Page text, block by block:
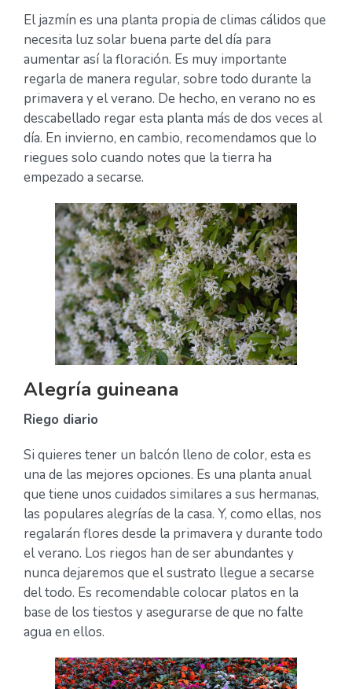
El jazmín es una planta propia de climas cálidos que
necesita luz solar buena parte del día para
aumentar así la floración. Es muy importante
regarla de manera regular, sobre todo durante la
primavera y el verano. De hecho, en verano no es
descabellado regar esta planta más de dos veces al
día. En invierno, en cambio, recomendamos que lo
riegues solo cuando notes que la tierra ha
empezado a secarse.
Alegría guineana
Riego diario
Si quieres tener un balcón lleno de color, esta es
una de las mejores opciones. Es una planta anual
que tiene unos cuidados similares a sus hermanas,
las populares alegrías de la casa. Y, como ellas, nos
regalarán flores desde la primavera y durante todo
el verano. Los riegos han de ser abundantes y
nunca dejaremos que el sustrato llegue a secarse
del todo. Es recomendable colocar platos en la
base de los tiestos y asegurarse de que no falte
agua en ellos.